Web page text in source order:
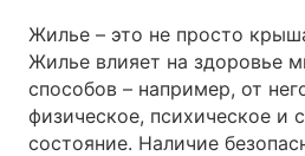
Жилье – это не просто
Жилье влияет на здоровье
способов – например, от
физическое, психическое и
состояние. Наличие